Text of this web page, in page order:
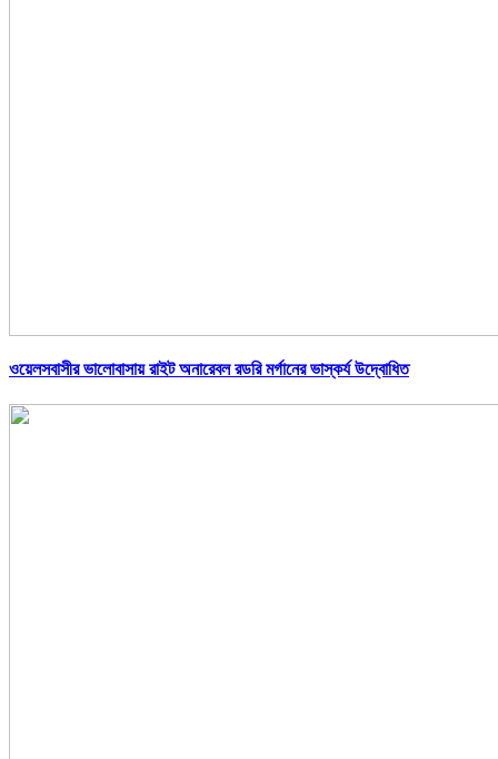
ওয়েলসবাসীর ভালোবাসায় রাইট অনারেবল রডরি মর্গানের ভাস্কর্য উদ্বোধিত